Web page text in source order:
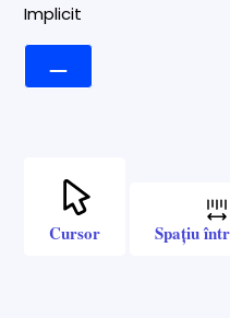
Implicit
Cursor Spațiu